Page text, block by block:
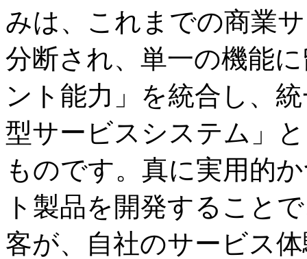
みは、これまでの商業
分断され、単一の機能
ント能力」を統合し、
型サービスシステム」
ものです。真に実用的
ト製品を開発すること
客が、自社のサービス